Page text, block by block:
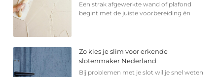
Een strak afgewerkte wand of plafond
begint met de juiste voorbereiding én
Zo kies je slim voor erkende
slotenmaker Nederland
Bij problemen met je slot wil je snel weten